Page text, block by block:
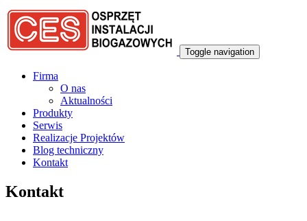
Przejdź do treści
Toggle navigation
Firma
O nas
Aktualności
Produkty
Serwis
Realizacje Projektów
Blog techniczny
Kontakt
Kontakt